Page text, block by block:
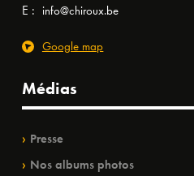
E : info@chiroux.be
Google map
Médias
Presse
Nos albums photos